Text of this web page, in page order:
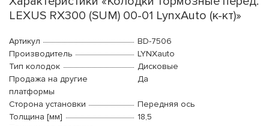
LEXUS RX300 (SUM) 00-01 LynxAuto (к-кт)»
Артикул
BD-7506
Производитель
LYNXauto
Тип колодок
Дисковые
Продажа на другие
платформы
Да
Сторона установки
Передняя ось
Толщина [мм]
18,5